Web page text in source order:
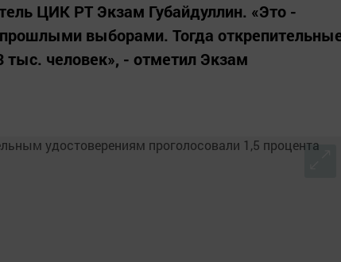
ЦИК РТ Экзам Губайдуллин. «Это -
выборами. Тогда
тыс. человек», - отметил Экзам